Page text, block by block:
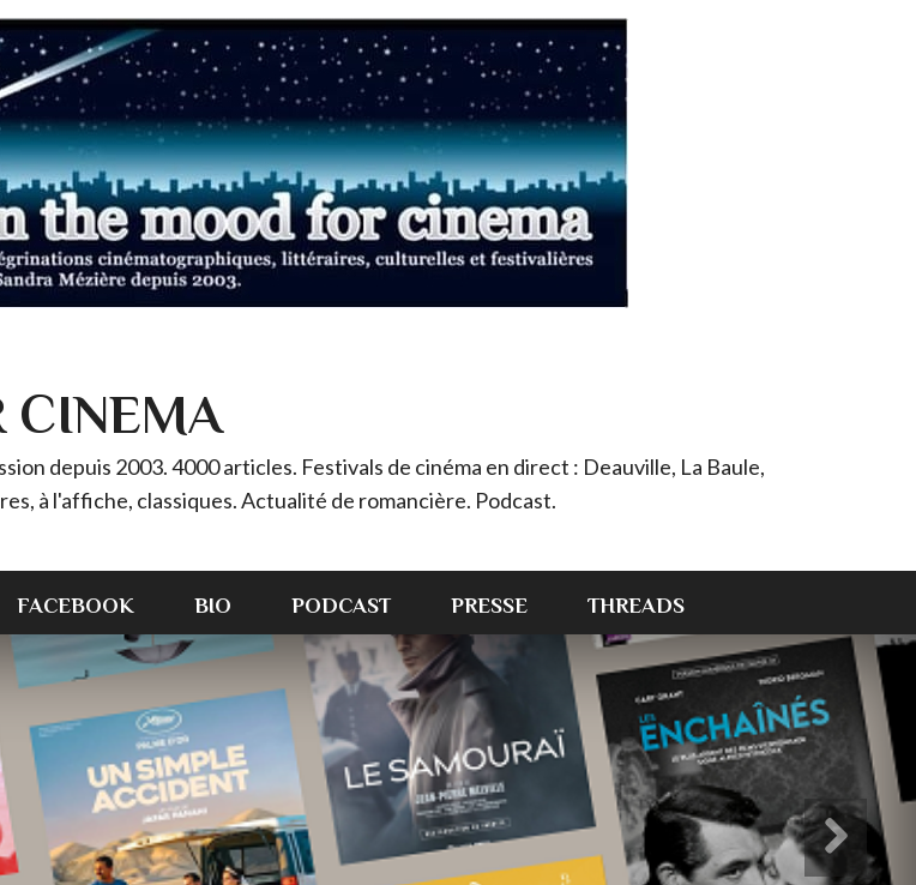
CINEMA
depuis 2003. 4000 articles. Festivals de cinéma en direct : Deauville, La Baule,
à l'affiche, classiques. Actualité de romancière. Podcast.
FACEBOOK BIO PODCAST PRESSE THREADS